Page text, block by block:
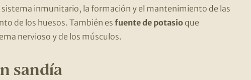
sistema inmunitario, la formación y el mantenimiento de las
de los huesos. También es fuente de potasioque
nervioso y de los músculos.
sandía